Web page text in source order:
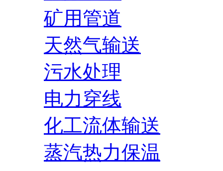
矿用管道
天然气输送
污水处理
电力穿线
化工流体输送
蒸汽热力保温